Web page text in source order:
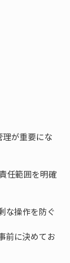
理が重要にな
任範囲を明確
前に決めてお